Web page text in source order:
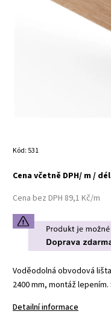
Kód: 531
Cena včetně DPH/ m /
Cena bez DPH 89,1 Kč/m
Voděodolná obvodová
2400 mm, montáž
Detailní informace